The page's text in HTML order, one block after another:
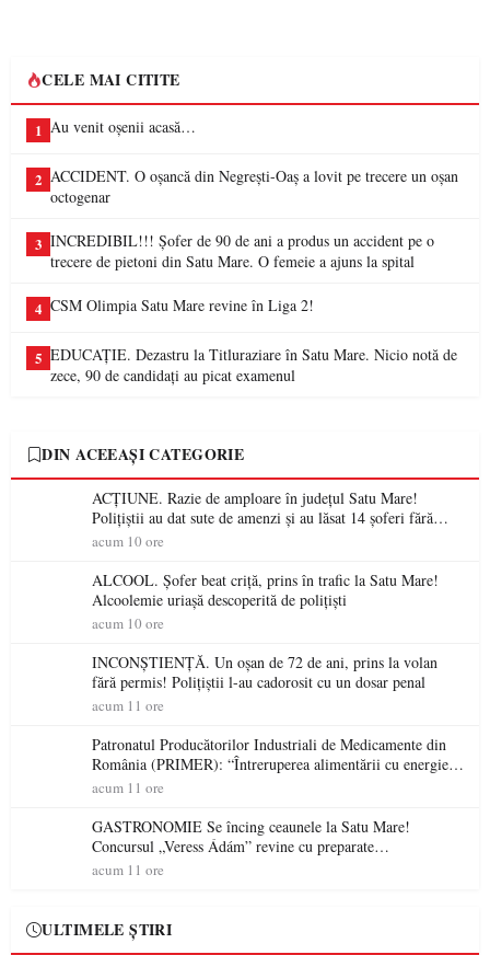
CELE MAI CITITE
1 Au venit oșenii acasă…
2 ACCIDENT. O oșancă din Negrești-Oaș a lovit pe trecere un oșan
octogenar
3 INCREDIBIL!!! Șofer de 90 de ani a produs un accident pe o
trecere de pietoni din Satu Mare. O femeie a ajuns la spital
4 CSM Olimpia Satu Mare revine în Liga 2!
5 EDUCAȚIE. Dezastru la Titluraziare în Satu Mare. Nicio notă de
zece, 90 de candidați au picat examenul
DIN ACEEAȘI CATEGORIE
ACȚIUNE. Razie de amploare în județul Satu Mare!
Polițiștii au dat sute de amenzi și au lăsat 14 șoferi fără
permis într-o singură zi
acum 10 ore
ALCOOL. Șofer beat criță, prins în trafic la Satu Mare!
Alcoolemie uriașă descoperită de polițiști
acum 10 ore
INCONȘTIENȚĂ. Un oșan de 72 de ani, prins la volan
fără permis! Polițiștii l-au cadorosit cu un dosar penal
acum 11 ore
Patronatul Producătorilor Industriali de Medicamente din
România (PRIMER): “Întreruperea alimentării cu energie
electrică a fabricilor de medicamente va pune în pericol
acum 11 ore
GASTRONOMIE Se încing ceaunele la Satu Mare!
Concursul „Veress Ádám” revine cu preparate
spectaculoase, premii și un jurat de renume
acum 11 ore
ULTIMELE ȘTIRI